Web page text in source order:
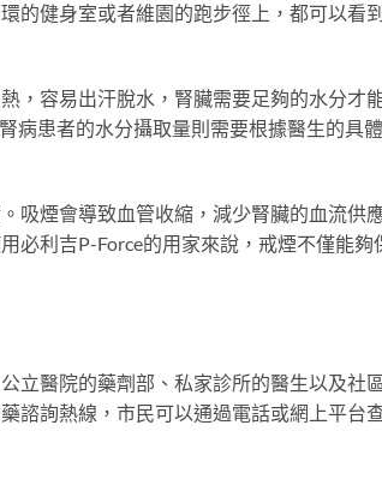
的健身室或者維園的跑步徑上，都可以看
，容易出汗脫水，腎臟需要足夠的水分才
病患者的水分攝取量則需要根據醫生的具
吸煙會導致血管收縮，減少腎臟的血流供
必利吉P-Force的用家來說，戒煙不僅能夠
立醫院的藥劑部、私家診所的醫生以及社
諮詢熱線，市民可以通過電話或網上平台